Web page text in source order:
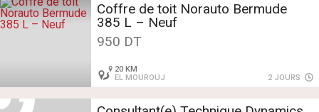
Coffre de toit Norauto Bermude
385 L – Neuf
950 DT
20 KM
EL MOUROUJ
2 JOURS